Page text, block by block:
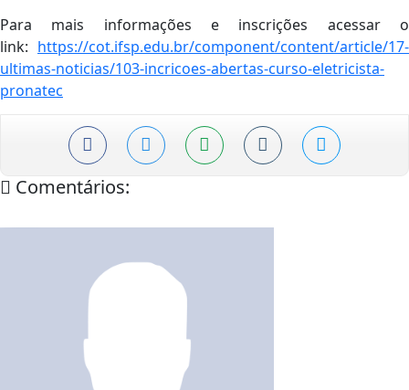
Para mais informações e inscrições acessar o
link: https://cot.ifsp.edu.br/component/content/article/17-
ultimas-noticias/103-incricoes-abertas-curso-eletricista-
pronatec
Comentários: